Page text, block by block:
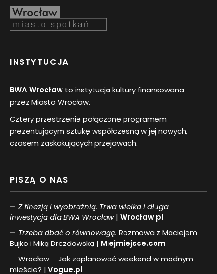
INSTYTUCJA
BWA Wrocław to instytucja kultury finansowana
przez Miasto Wrocław.
Cztery przestrzenie połączone programem
prezentującym sztukę współczesną w jej nowych,
czasem zaskakujących przejawach.
PISZĄ O NAS
Z finezją i wyobraźnią. Trwa wielka i długa
inwestycja dla BWA Wrocław| Wrocław.pl
Trzeba dbać o równowagę. Rozmowa z Maciejem
Bujko i Miką Drozdowską | Miejmiejsce.com
Wrocław – Jak zaplanować weekend w modnym
mieście? | Vogue.pl